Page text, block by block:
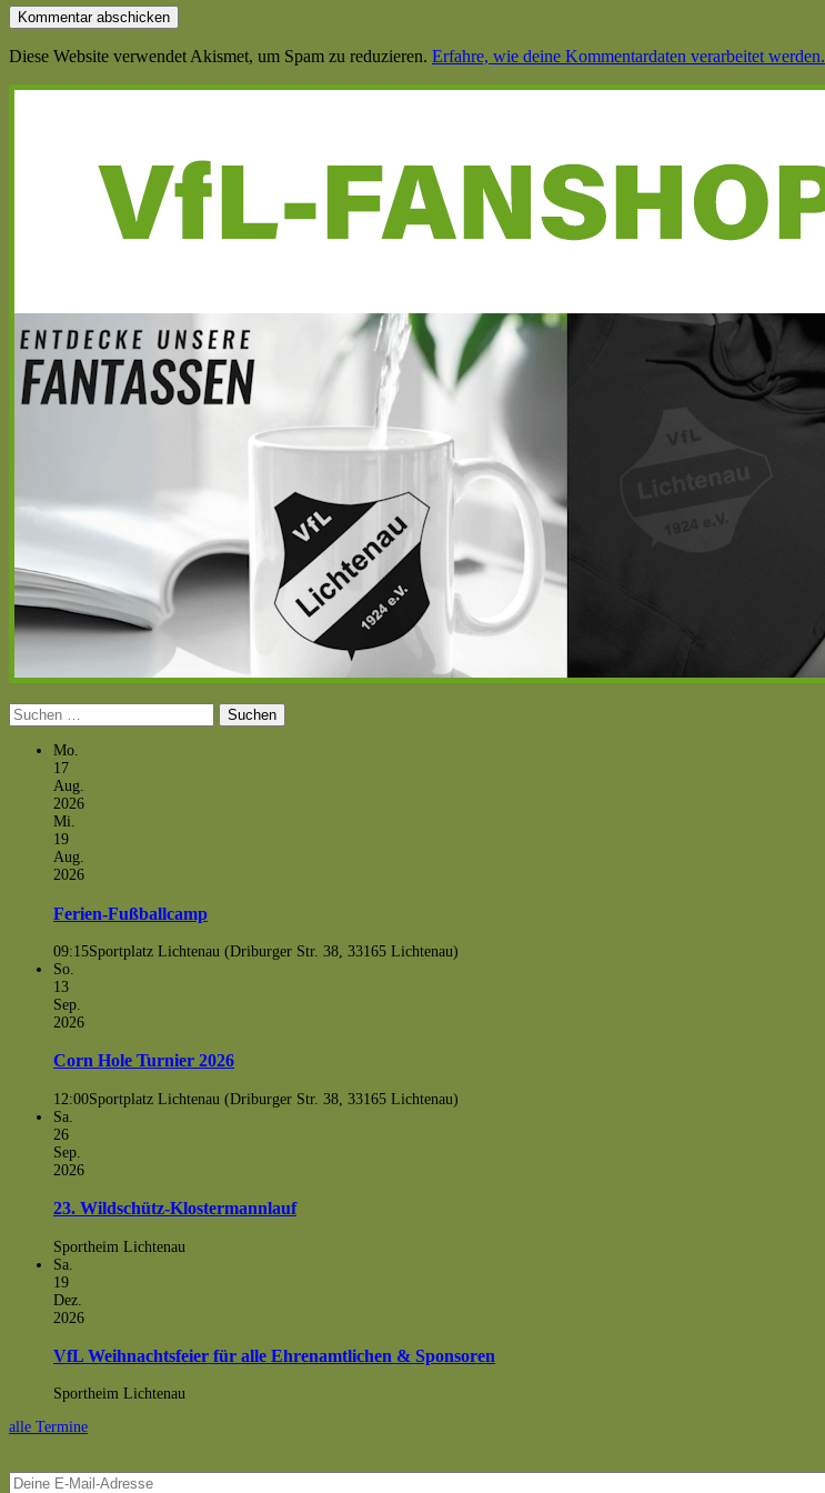
Diese Website verwendet Akismet, um Spam zu reduzieren. Erfahre, wie deine Kommentardaten verarbeitet werden.
Haupt-
Suchen
nach:
Mo.
17
Aug.
2026
Mi.
19
Aug.
2026
Ferien-Fußballcamp
09:15Sportplatz Lichtenau (Driburger Str. 38, 33165 Lichtenau)
So.
13
Sep.
2026
Corn Hole Turnier 2026
12:00Sportplatz Lichtenau (Driburger Str. 38, 33165 Lichtenau)
Sa.
26
Sep.
2026
23. Wildschütz-Klostermannlauf
Sportheim Lichtenau
Sa.
19
Dez.
2026
VfL Weihnachtsfeier für alle Ehrenamtlichen & Sponsoren
Sportheim Lichtenau
alle Termine
Deine